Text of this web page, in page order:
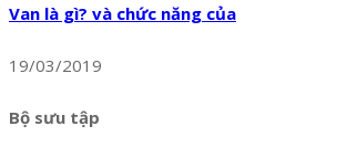
Van là gì? và chức năng của
19/03/2019
Bộ sưu tập